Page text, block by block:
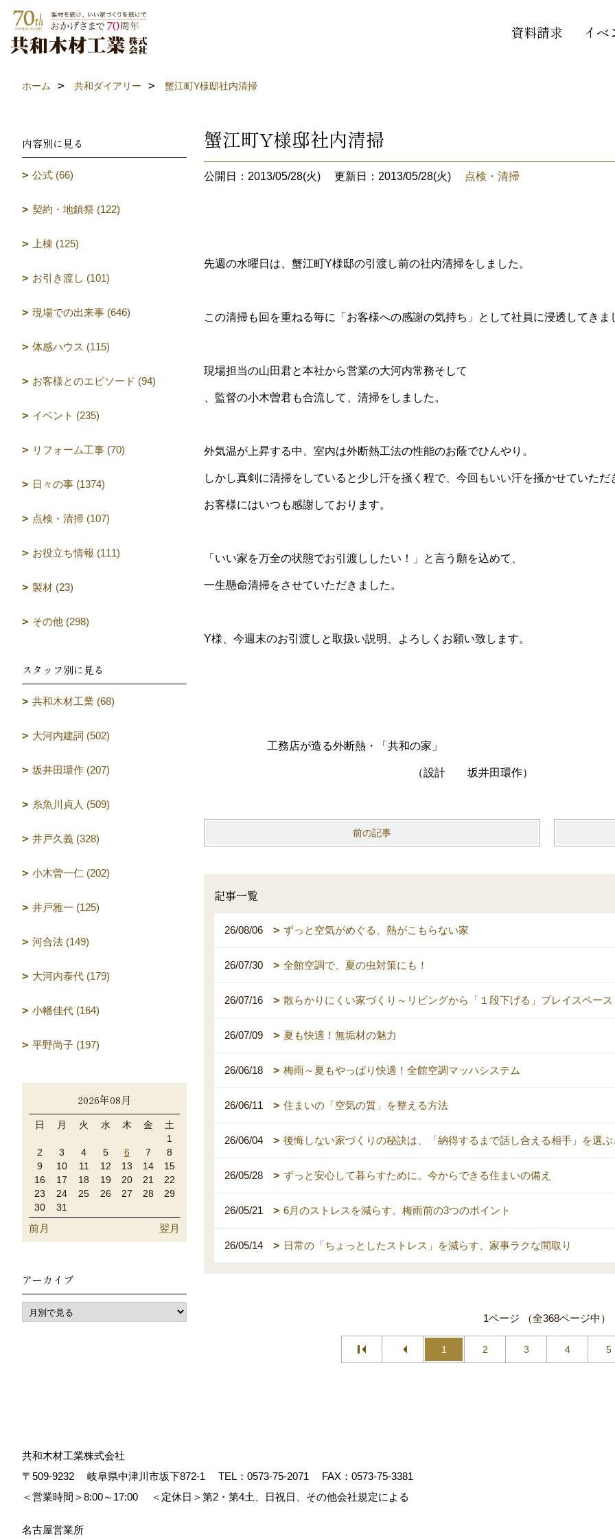
資料請求 イベ
ホーム 共和ダイアリー 蟹江町Y様邸社内清掃
蟹江町Y様邸社内清掃
公開日：2013/05/28(火) 更新日：2013/05/28(火) 点検・清掃
先週の水曜日は、蟹江町Y様邸の引渡し前の社内清掃をしました。
この清掃も回を重ねる毎に「お客様への感謝の気持ち」として社員に浸透してきま
現場担当の山田君と本社から営業の大河内常務そして
、監督の小木曽君も合流して、清掃をしました。
外気温が上昇する中、室内は外断熱工法の性能のお蔭でひんやり。
しかし真剣に清掃をしていると少し汗を掻く程で、今回もいい汗を掻かせていただ
お客様にはいつも感謝しております。
「いい家を万全の状態でお引渡ししたい！」と言う願を込めて、
一生懸命清掃をさせていただきました。
Y様、今週末のお引渡しと取扱い説明、よろしくお願い致します。
工務店が造る外断熱・「共和の家」
（設計 坂井田環作）
前の記事
記事一覧
26/08/06 ずっと空気がめぐる、熱がこもらない家
26/07/30 全館空調で、夏の虫対策にも！
26/07/16 散らかりにくい家づくり～リビングから「１段下げる」プレイスペース
26/07/09 夏も快適！無垢材の魅力
26/06/18 梅雨～夏もやっぱり快適！全館空調マッハシステム
26/06/11 住まいの「空気の質」を整える方法
26/06/04 後悔しない家づくりの秘訣は、「納得するまで話し合える相手」を選
26/05/28 ずっと安心して暮らすために。今からできる住まいの備え
26/05/21 6月のストレスを減らす。梅雨前の3つのポイント
26/05/14 日常の「ちょっとしたストレス」を減らす、家事ラクな間取り
1ページ （全368ページ中）
1 2 3 4 5
内容別に見る
公式 (66)
契約・地鎮祭 (122)
上棟 (125)
お引き渡し (101)
現場での出来事 (646)
体感ハウス (115)
お客様とのエピソード (94)
イベント (235)
リフォーム工事 (70)
日々の事 (1374)
点検・清掃 (107)
お役立ち情報 (111)
製材 (23)
その他 (298)
スタッフ別に見る
共和木材工業 (68)
大河内建詞 (502)
坂井田環作 (207)
糸魚川貞人 (509)
井戸久義 (328)
小木曽一仁 (202)
井戸雅一 (125)
河合法 (149)
大河内泰代 (179)
小幡佳代 (164)
平野尚子 (197)
2026年08月
日 月 火 水 木 金
土
1
2
3 4 5 6 7
8
9
10 11 12 13 14
15
16
17 18 19 20 21
22
23
24 25 26 27 28
29
30
31
前月 翌月
アーカイブ
共和木材工業株式会社
〒509-9232
岐阜県中津川市坂下872‐1 TEL： 0573-75-2071
FAX：0573-75-3381
＜営業時間＞8:00～17:00
＜定休日＞第2・第4土、日祝日、その他会社規定による
名古屋営業所